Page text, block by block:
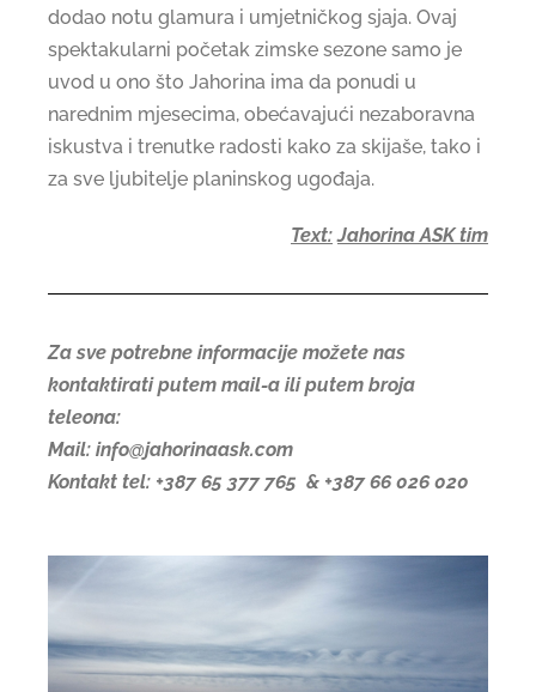
dodao notu glamura i umjetničkog sjaja. Ovaj
spektakularni početak zimske sezone samo je
uvod u ono što Jahorina ima da ponudi u
narednim mjesecima, obećavajući nezaboravna
iskustva i trenutke radosti kako za skijaše, tako i
za sve ljubitelje planinskog ugođaja.
Text: Jahorina ASK tim
Za sve potrebne informacije možete nas
kontaktirati putem mail-a ili putem broja
teleona:
Mail: info@jahorinaask.com
Kontakt tel: +387 65 377 765 & +387 66 026 020